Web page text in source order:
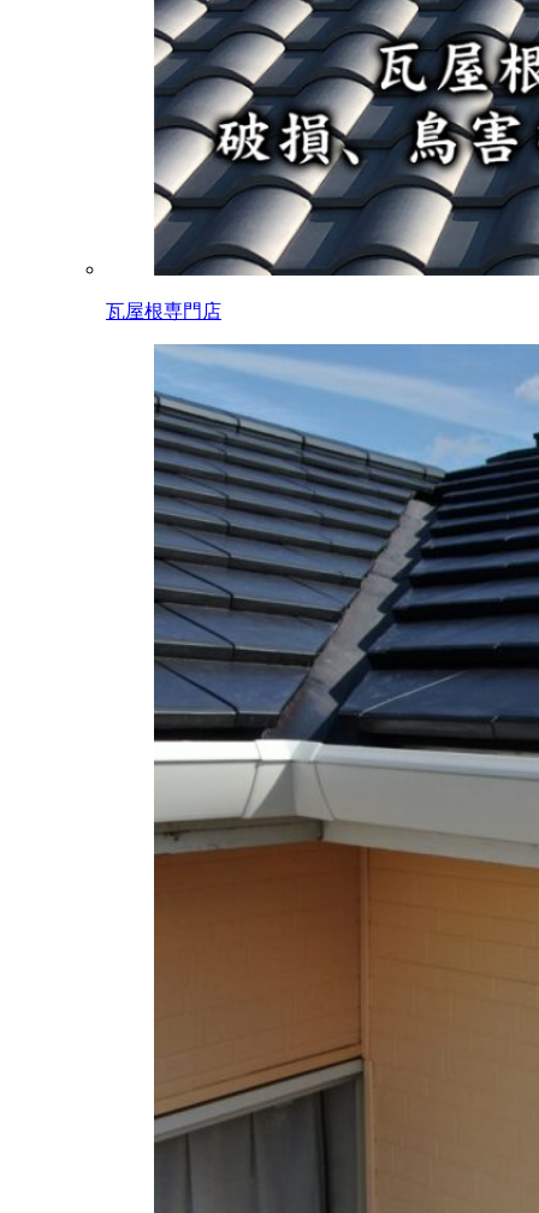
瓦屋根専門店